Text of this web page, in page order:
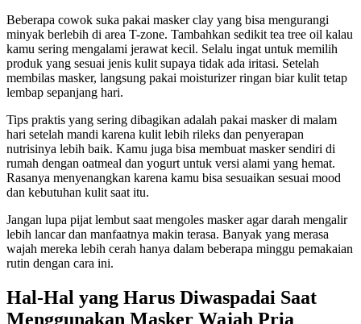
Beberapa cowok suka pakai masker clay yang bisa mengurangi
minyak berlebih di area T-zone. Tambahkan sedikit tea tree oil kalau
kamu sering mengalami jerawat kecil. Selalu ingat untuk memilih
produk yang sesuai jenis kulit supaya tidak ada iritasi. Setelah
membilas masker, langsung pakai moisturizer ringan biar kulit tetap
lembap sepanjang hari.
Tips praktis yang sering dibagikan adalah pakai masker di malam
hari setelah mandi karena kulit lebih rileks dan penyerapan
nutrisinya lebih baik. Kamu juga bisa membuat masker sendiri di
rumah dengan oatmeal dan yogurt untuk versi alami yang hemat.
Rasanya menyenangkan karena kamu bisa sesuaikan sesuai mood
dan kebutuhan kulit saat itu.
Jangan lupa pijat lembut saat mengoles masker agar darah mengalir
lebih lancar dan manfaatnya makin terasa. Banyak yang merasa
wajah mereka lebih cerah hanya dalam beberapa minggu pemakaian
rutin dengan cara ini.
Hal-Hal yang Harus Diwaspadai Saat
Menggunakan Masker Wajah Pria